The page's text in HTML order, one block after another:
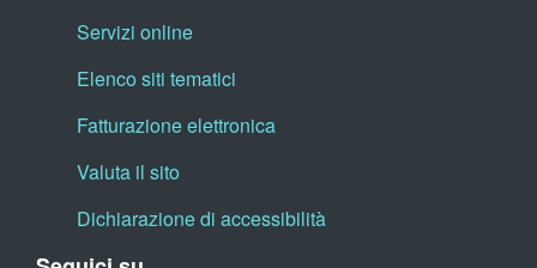
Servizi online
Elenco siti tematici
Fatturazione elettronica
Valuta il sito
Dichiarazione di accessibilità